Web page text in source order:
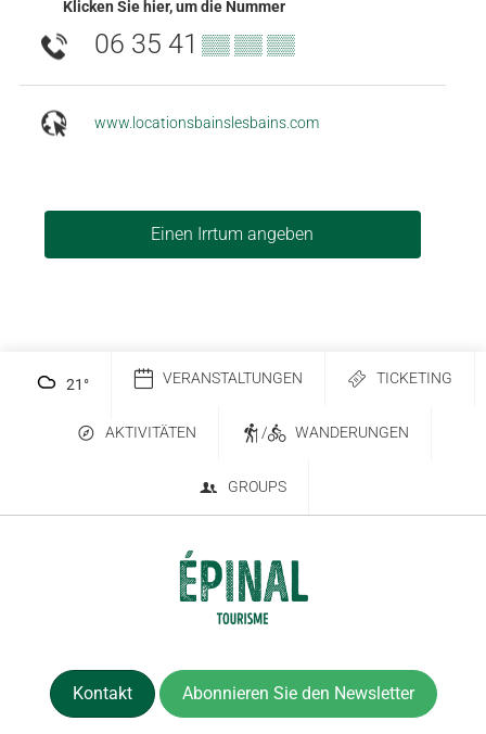
Klicken Sie hier, um die Nummer
06 35 41 ▒▒ ▒▒ ▒▒
www.locationsbainslesbains.com
Einen Irrtum angeben
21 ° VERANSTALTUNGEN TICKETING
AKTIVITÄTEN / WANDERUNGEN
GROUPS
Kontakt Abonnieren Sie den Newsletter